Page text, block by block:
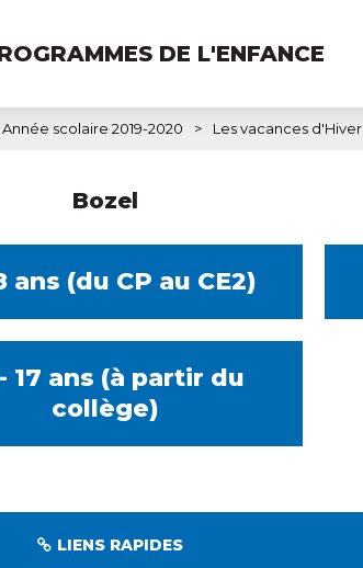
DE L'ENFANCE
Année scolaire 2019-2020 > Les vacances d'Hiver
Bozel
ans (du CP au CE2)
17 ans (à partir du
collège)
LIENS RAPIDES